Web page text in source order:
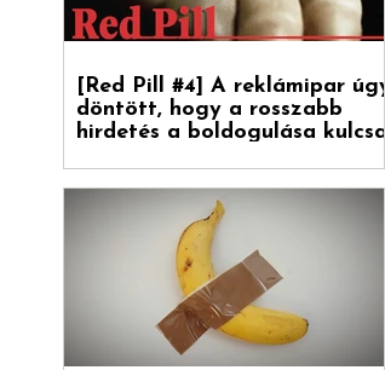
[Red Pill #4] A reklámipar úgy
döntött, hogy a rosszabb
hirdetés a boldogulása kulcsa